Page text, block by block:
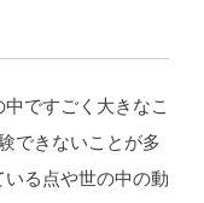
ですごく大きなこ
できないことが多
る点や世の中の動